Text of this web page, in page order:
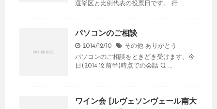
選挙区と比例代表の投票日です。 行 ...
パソコンのご相談
2014/12/10 その他 ありがとう
パソコンのご相談をときどき受けます。今
日(2014.12.前半)時点での会話 Q ...
ワイン会 [ルヴェソンヴェール南大